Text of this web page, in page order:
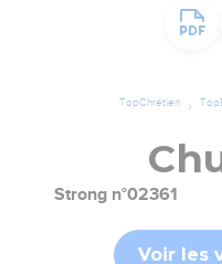
TopChrétien
Strong n°02361
Voir les